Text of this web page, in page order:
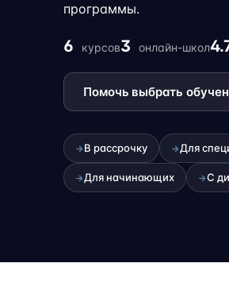
программы.
6 курсов3 онлайн-школ
Помочь выбрать
→В рассрочку →Для
→Для начинающих →С